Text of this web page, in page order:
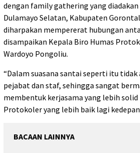
dengan family gathering yang
Dulamayo Selatan, Kabupaten
diharpakan mempererat hubungan
disampaikan Kepala Biro Humas
Wardoyo Pongoliu.
“Dalam suasana santai seperti itu
pejabat dan staf, sehingga sangat
membentuk kerjasama yang lebih
Protokoler yang lebih baik lagi
BACAAN LAINNYA